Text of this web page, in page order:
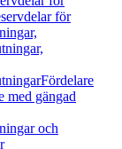
för
Fördelare
med gängad
och